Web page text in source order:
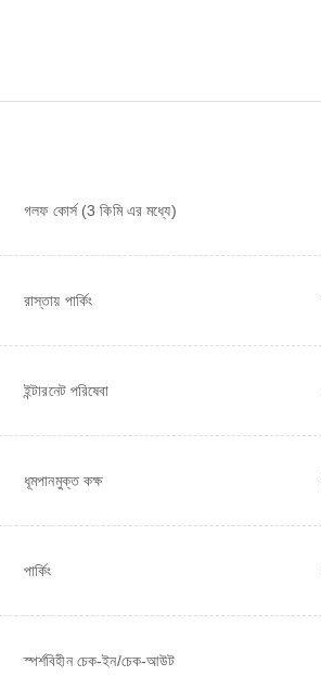
গলফ কোর্স (3 কিমি এর মধ্যে)
রাস্তায় পার্কিং
ইন্টারনেট পরিষেবা
ধূমপানমুক্ত কক্ষ
পার্কিং
স্পর্শবিহীন চেক-ইন/চেক-আউট